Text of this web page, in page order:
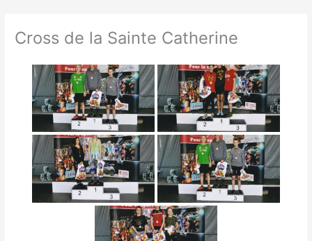
Cross de la Sainte Catherine